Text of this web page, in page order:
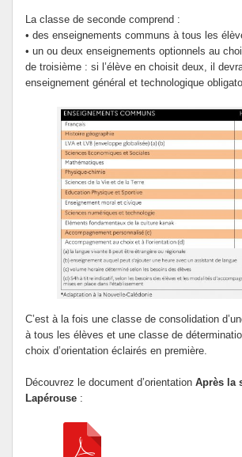
ERASMUS +
La classe de seconde comprend :
• des enseignements communs à tous les
• un ou deux enseignements optionnels au
de troisième : si l’élève en choisit deux, il
enseignement général et technologique
C’est à la fois une classe de consolidation
à tous les élèves et une classe de
choix d’orientation éclairés en première.
Découvrez le document d’orientation Après la
Lapérouse :